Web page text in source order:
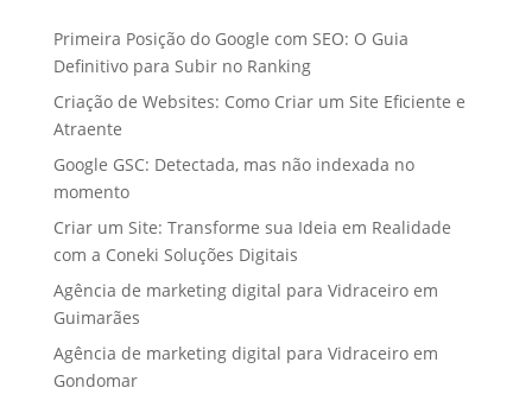
Primeira Posição do Google com SEO: O Guia
Definitivo para Subir no Ranking
Criação de Websites: Como Criar um Site Eficiente e
Atraente
Google GSC: Detectada, mas não indexada no
momento
Criar um Site: Transforme sua Ideia em Realidade
com a Coneki Soluções Digitais
Agência de marketing digital para Vidraceiro em
Guimarães
Agência de marketing digital para Vidraceiro em
Gondomar